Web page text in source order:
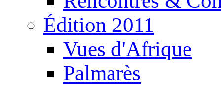
Édition 2011
Vues d'Afrique
Palmarès